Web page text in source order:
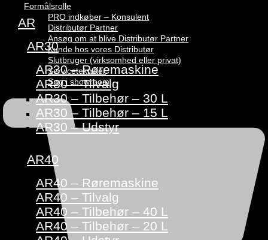
Formålsrolle
PRO indkøber – Konsulent
Distributør Partner
Ansøg om at blive Distributør Partner
Kunde hos vores Distributør
Slutbruger (virksomhed eller privat)
Servicetekniker
Søg i showroom
AR
AR30
AR30 – Røremaskine
AR30 – Tilvalg
AR30 – Tilbehør – 30 L
AR30 – Tilbehør – 15 L
AR30 – Udstyr
AR40
AR40 – Røremaskine
AR40 – Tilvalg
AR40 – Tilbehør – 40 L
AR40 – Tilbehør – 20 L